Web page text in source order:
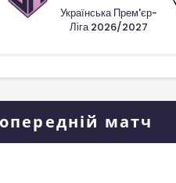
Українська Прем'єр-
Ліга 2026/2027
матч